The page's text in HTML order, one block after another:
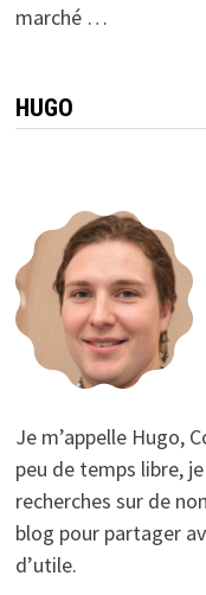
marché …
HUGO
Je m’appelle Hugo,
peu de temps libre,
recherches sur de
blog pour partager
d’utile.